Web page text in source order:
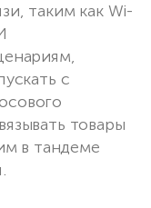
таким как Wi-
с
товары
в тандеме